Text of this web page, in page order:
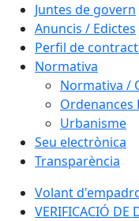
Juntes de govern
Anuncis / Edictes
Perfil de
Normativa
Normativa /
Ordenances
Urbanisme
Seu electrònica
Transparència
Volant
VERIFICACIÓ DE